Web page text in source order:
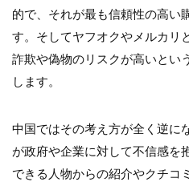
的で、それが最も信頼性の高い
す。そしてヤフオクやメルカリ
詐欺や偽物のリスクが高いとい
します。
中国ではその考え方が全く逆に
が政府や企業に対して不信感を
できる人物からの紹介やクチコ